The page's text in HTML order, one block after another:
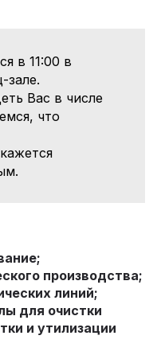
в 11:00 в
зале.
Вас в числе
что
производства;
линий;
для очистки
и утилизации